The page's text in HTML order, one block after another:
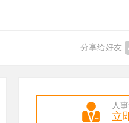
分享给好友
人
立